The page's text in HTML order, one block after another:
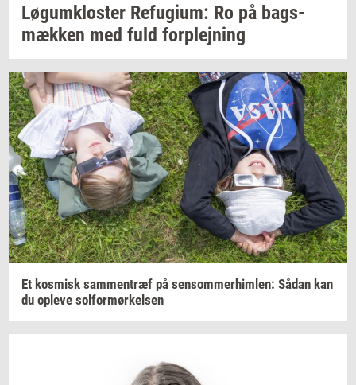
Løgum­klo­ster Re­fu­gi­um: Ro på bags­
mæk­ken med fuld for­plej­ning
Et kos­misk sam­men­træf på sen­som­mer­him­len: Sådan kan
du op­le­ve sol­for­mør­kel­sen